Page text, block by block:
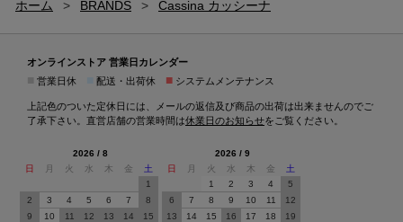
ホーム > BRANDS > Cassina カッシーナ
オンラインストア 営業日カレンダー
営業日休 配送・出荷休 ■ システムメンテナンス
上記色のついた定休日には、メールの返信及び商品の出荷は出来ませんのでご
了承下さい。直営店舗の営業時間は休業日のお知らせをご覧ください。
2026 / 8
日
月 火 水 木 金
土
1
2
3 4 5 6 7
8
9
10 11 12 13 14
15
2026 / 9
日
月 火 水 木 金
土
1
2 3 4
5
6
7 8 9 10 11
12
13
14 15 16 17 18
19